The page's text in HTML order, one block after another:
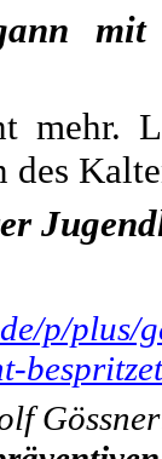
mehr.
p/plus/